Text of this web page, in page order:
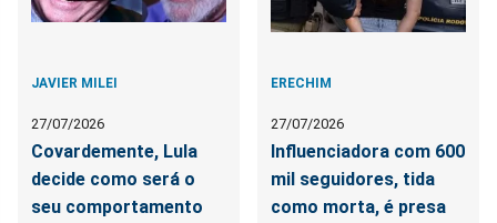
JAVIER MILEI
27/07/2026
Covardemente, Lula
decide como será o
seu comportamento
ERECHIM
27/07/2026
Influenciadora com 600
mil seguidores, tida
como morta, é presa